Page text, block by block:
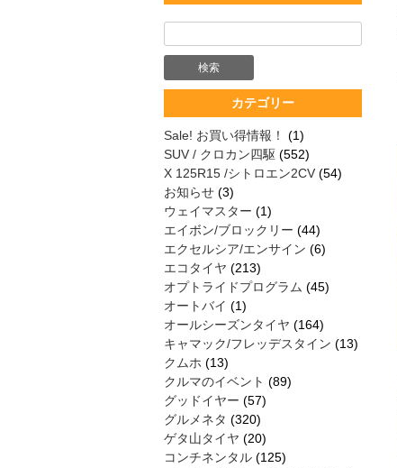
カテゴリー
Sale! お買い得情報！
(1)
SUV / クロカン四駆 (552)
X 125R15 /シトロエン2CV (54)
お知らせ (3)
ウェイマスター (1)
エイボン/ブロックリー (44)
エクセルシア/エンサイン (6)
エコタイヤ (213)
オプトライドプログラム (45)
オートバイ (1)
オールシーズンタイヤ (164)
キャマック/フレッデスタイン (13)
クムホ (13)
クルマのイベント (89)
グッドイヤー (57)
グルメネタ (320)
ゲタ山タイヤ (20)
コンチネンタル (125)